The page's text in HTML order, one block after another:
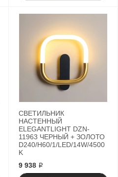
СВЕТИЛЬНИК
НАСТЕННЫЙ
ELEGANTLIGHT DZN-
11963 ЧЕРНЫЙ + ЗОЛОТО
D240/H60/1/LED/14W/4500
K
9 938 ₽